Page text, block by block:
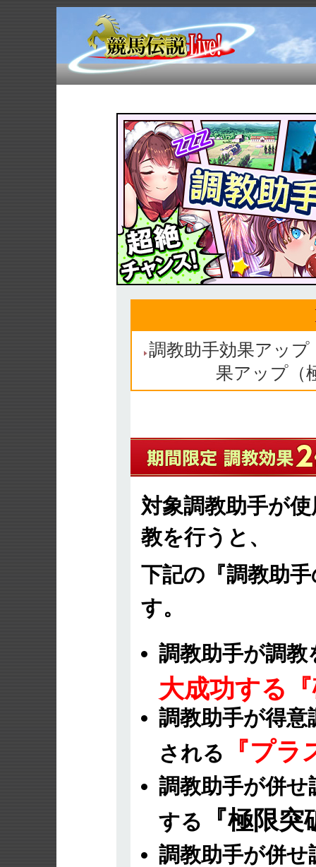
調教助手効果アップ
果アップ（
対象調教助手が
教を行うと、
下記の『調教助
す。
調教助手が調
大成功する
調教助手が得
される
『プ
調教助手が併
する
『極限
調教助手が併